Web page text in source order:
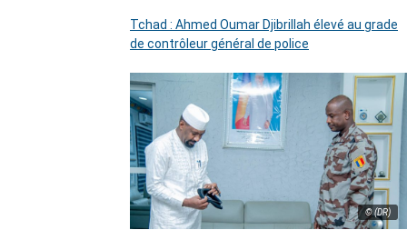
Tchad : Ahmed Oumar Djibrillah élevé au grade
de contrôleur général de police
© (DR)